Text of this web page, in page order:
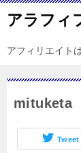
アラフィ
アフィリエイト
mituketa
Tweet